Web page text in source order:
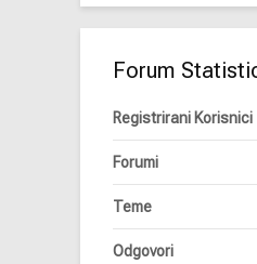
Forum
Registrirani Korisnici
Forumi
Teme
Odgovori